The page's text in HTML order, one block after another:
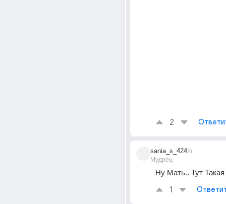
2
sania_s_424
Мудрец
2г
Ну Мать.. Тут
1